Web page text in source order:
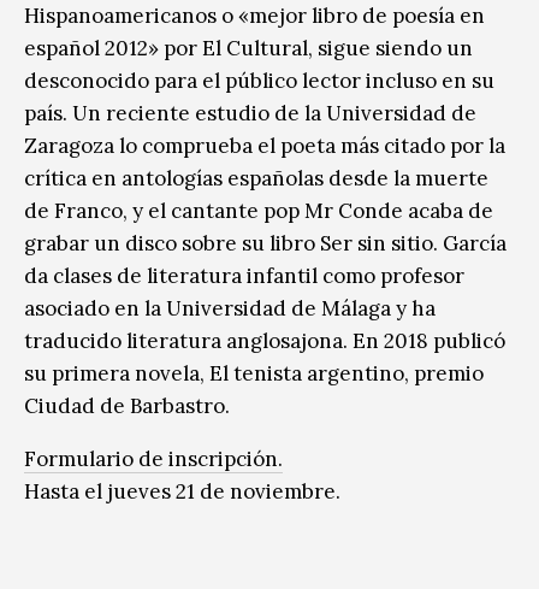
Hispanoamericanos o «mejor libro de poesía en
español 2012» por El Cultural, sigue siendo un
desconocido para el público lector incluso en su
país. Un reciente estudio de la Universidad de
Zaragoza lo comprueba el poeta más citado por la
crítica en antologías españolas desde la muerte
de Franco, y el cantante pop Mr Conde acaba de
grabar un disco sobre su libro Ser sin sitio. García
da clases de literatura infantil como profesor
asociado en la Universidad de Málaga y ha
traducido literatura anglosajona. En 2018 publicó
su primera novela, El tenista argentino, premio
Ciudad de Barbastro.
Formulario de inscripción.
Hasta el jueves 21 de noviembre.